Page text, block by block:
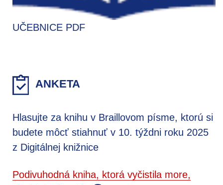
UČEBNICE PDF
ANKETA
Hlasujte za knihu v Braillovom písme, ktorú si
budete môcť stiahnuť v 10. týždni roku 2025
z Digitálnej knižnice
Podivuhodná kniha, ktorá vyčistila more,